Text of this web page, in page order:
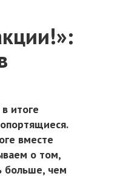
итоге
вместе
о том,
больше, чем